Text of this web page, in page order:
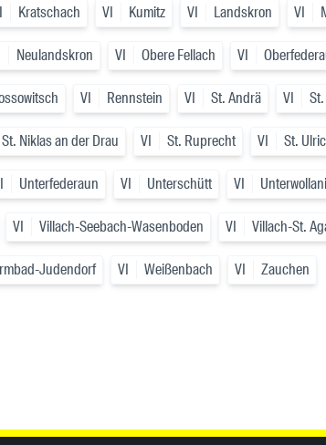
Kratschach VI Kumitz VI Landskron VI
Neulandskron VI Obere Fellach VI
VI Rennstein VI St. Andrä VI
St. Niklas an der Drau VI St. Ruprecht VI St.
Unterfederaun VI Unterschütt VI
VI Villach-Seebach-Wasenboden VI Villach-St.
Judendorf VI Weißenbach VI Zauchen